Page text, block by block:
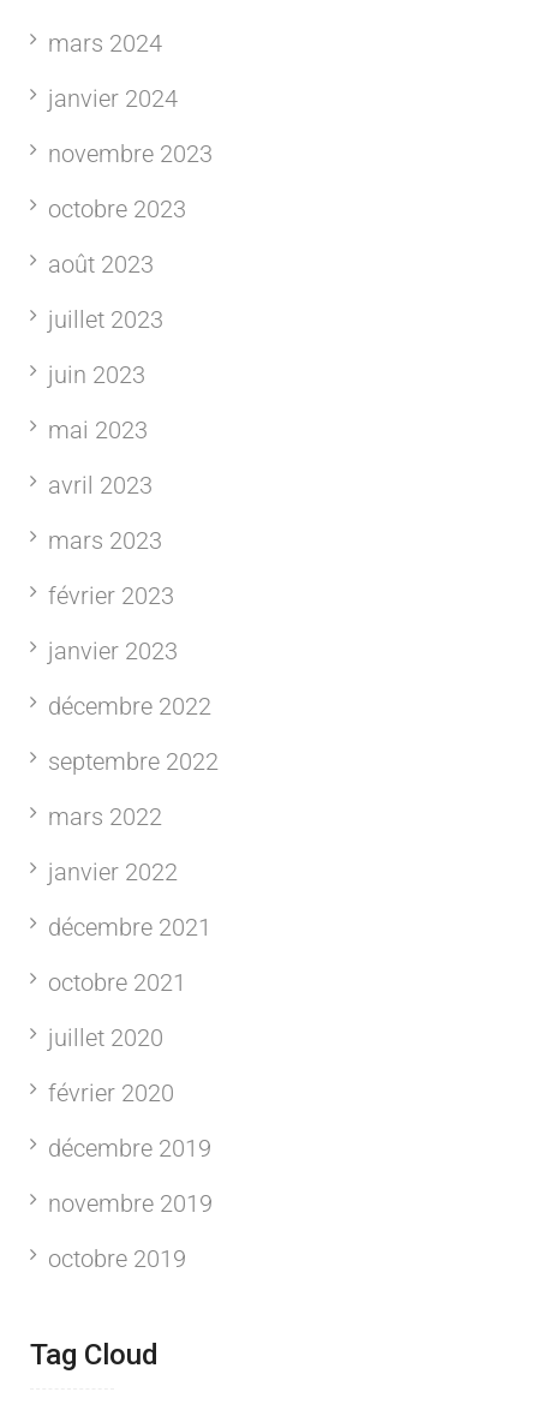
mars 2024
janvier 2024
novembre 2023
octobre 2023
août 2023
juillet 2023
juin 2023
mai 2023
avril 2023
mars 2023
février 2023
janvier 2023
décembre 2022
septembre 2022
mars 2022
janvier 2022
décembre 2021
octobre 2021
juillet 2020
février 2020
décembre 2019
novembre 2019
octobre 2019
Tag Cloud